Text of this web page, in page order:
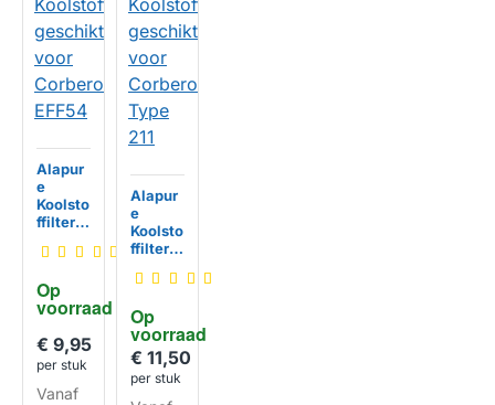
HUISMERK
Op
voorraad
Alapur
e
Koolsto
ffilter
kt voor
o
EFF54
€ 9,95
per stuk
Vanaf
HUISMERK
Op
voorraad
Alapur
e
Koolsto
ffilter
kt voor
o Type
211
€ 11,50
per stuk